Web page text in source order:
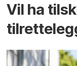
Vil ha